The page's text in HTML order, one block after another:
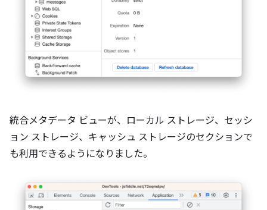
統合メタデータ ビューが、ローカル ストレージ、セッシ
ョン ストレージ、キャッシュ ストレージのセクションで
も利用できるようになりました。